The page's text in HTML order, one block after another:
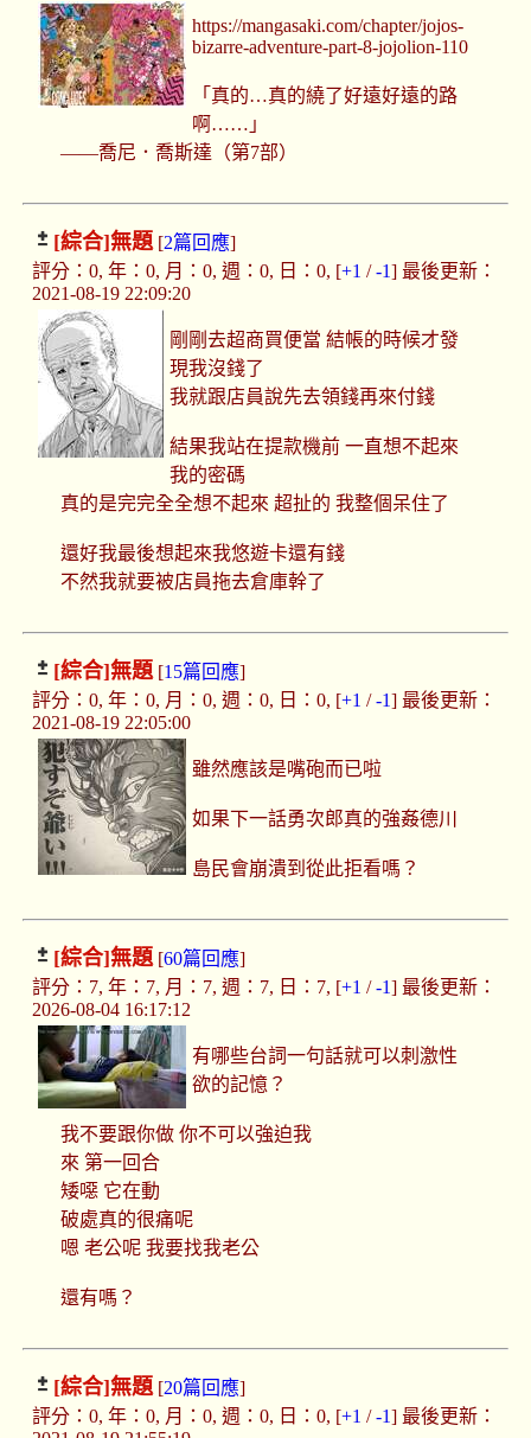
https://mangasaki.com/chapter/jojos-
bizarre-adventure-part-8-jojolion-110
「真的…真的繞了好遠好遠的路
啊……」
——喬尼．喬斯達（第7部）
[綜合]無題[2篇回應]
評分：0, 年：0, 月：0, 週：0, 日：0, [+1 /-1] 最後更新：
2021-08-19 22:09:20
剛剛去超商買便當 結帳的時候才發
現我沒錢了
我就跟店員說先去領錢再來付錢
結果我站在提款機前 一直想不起來
我的密碼
真的是完完全全想不起來 超扯的 我整個呆住了
還好我最後想起來我悠遊卡還有錢
不然我就要被店員拖去倉庫幹了
[綜合]無題[15篇回應]
評分：0, 年：0, 月：0, 週：0, 日：0, [+1 /-1] 最後更新：
2021-08-19 22:05:00
雖然應該是嘴砲而已啦
如果下一話勇次郎真的強姦德川
島民會崩潰到從此拒看嗎？
[綜合]無題[60篇回應]
評分：7, 年：7, 月：7, 週：7, 日：7, [+1 /-1] 最後更新：
2026-08-04 16:17:12
有哪些台詞一句話就可以刺激性
欲的記憶？
我不要跟你做 你不可以強迫我
來 第一回合
矮噁 它在動
破處真的很痛呢
嗯 老公呢 我要找我老公
還有嗎？
[綜合]無題[20篇回應]
評分：0, 年：0, 月：0, 週：0, 日：0, [+1 /-1] 最後更新：